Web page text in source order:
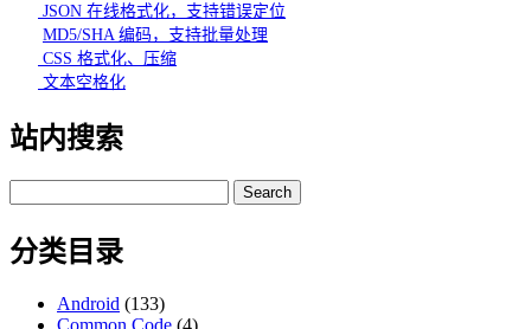
JSON 在线格式化，支持错误定位
MD5/SHA 编码，支持批量处理
CSS 格式化、压缩
文本空格化
站内搜索
for:
分类目录
Android (133)